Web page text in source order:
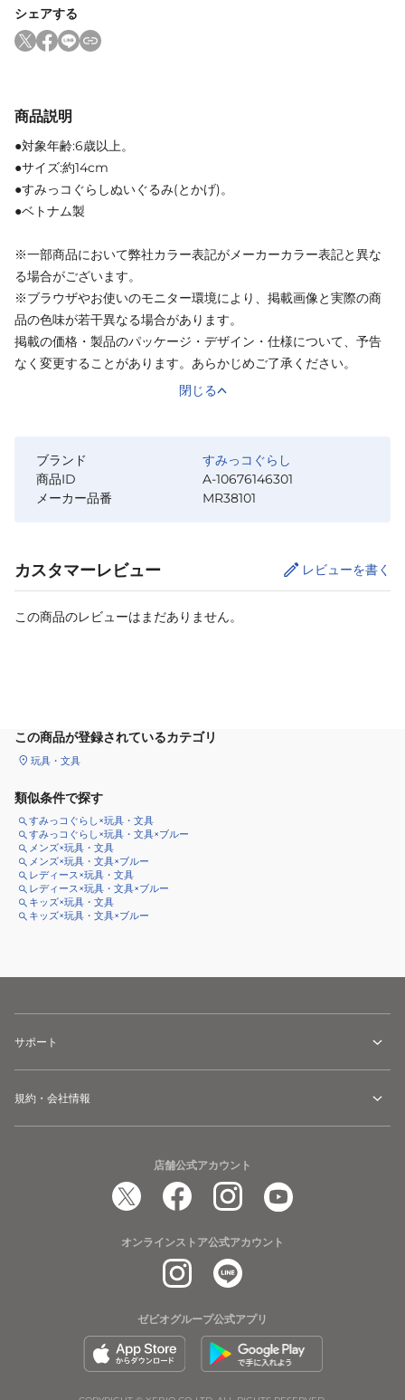
シェアする
商品説明
●対象年齢:6歳以上。
●サイズ:約14cm
●すみっコぐらしぬいぐるみ(とかげ)。
●ベトナム製
※一部商品において弊社カラー表記がメーカーカラー表記と異な
る場合がございます。
※ブラウザやお使いのモニター環境により、掲載画像と実際の商
品の色味が若干異なる場合があります。
掲載の価格・製品のパッケージ・デザイン・仕様について、予告
なく変更することがあります。あらかじめご了承ください。
閉じる
ブランド
すみっコぐらし
商品ID
A-10676146301
メーカー品番
MR38101
カスタマーレビュー レビューを書く
この商品のレビューはまだありません。
この商品が登録されているカテゴリ
玩具・文具
類似条件で探す
すみっコぐらし×玩具・文具
すみっコぐらし×玩具・文具×ブルー
メンズ×玩具・文具
メンズ×玩具・文具×ブルー
レディース×玩具・文具
レディース×玩具・文具×ブルー
キッズ×玩具・文具
キッズ×玩具・文具×ブルー
サポート
規約・会社情報
店舗公式アカウント
オンラインストア公式アカウント
ゼビオグループ公式アプリ